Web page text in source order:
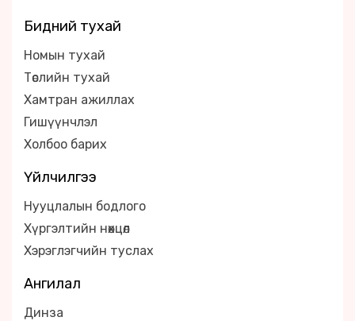
Бидний тухай
Номын тухай
Төслийн тухай
Хамтран ажиллах
Гишүүнчлэл
Холбоо барих
Үйлчилгээ
Нууцлалын бодлого
Хүргэлтийн нөхцөл
Хэрэглэгчийн туслах
Ангилал
Динза